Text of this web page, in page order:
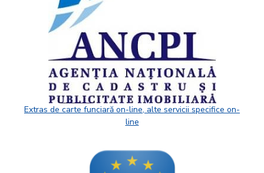
Extras de carte funciară on-line, alte servicii specifice on-
line